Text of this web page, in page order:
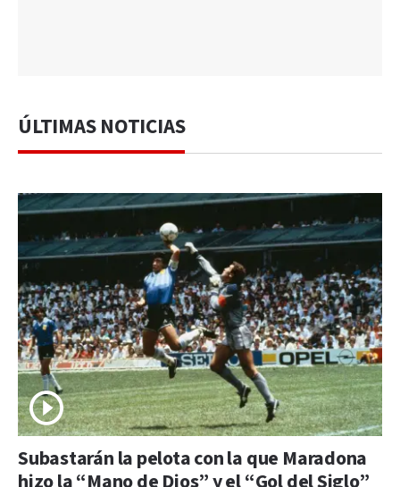
ÚLTIMAS NOTICIAS
Subastarán la pelota con la que Maradona
hizo la “Mano de Dios” y el “Gol del Siglo”